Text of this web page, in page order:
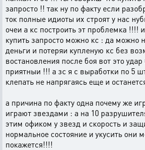
запросто !! так ну по факту если
ток полные идиоты их строят у нас
очеи а кс построить эт проблемка !!!!
купить запросто можно кс : да можно
деньги и потеряи купленую кс без
востановления после боя вот это
приятныи !!! а зс я с выработки по 5
клепать не напрягаясь еще и
а причина по факту одна почему же
играют звездами : а на 10
этим офиком у звезд и скорость и
нормальное состояние и укусить они
покажется!!!!